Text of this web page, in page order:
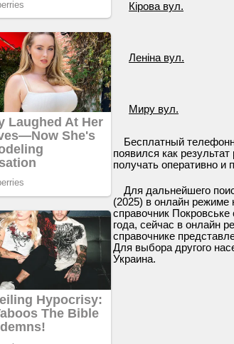
Кірова вул.
Леніна вул.
Миру вул.
Бесплатный
появился как
получать оперативно и
Для дальнейшего
(2025) в онлайн
справочник
года, сейчас в онлайн
справочнике
Для выбора другого
Украина.